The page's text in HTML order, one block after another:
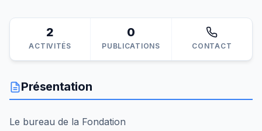
2
ACTIVITÉS
0
PUBLICATIONS CONTACT
Présentation
Le bureau de la Fondation